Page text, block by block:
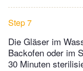
Step 7
Die Gläser im
Backofen oder im
30 Minuten